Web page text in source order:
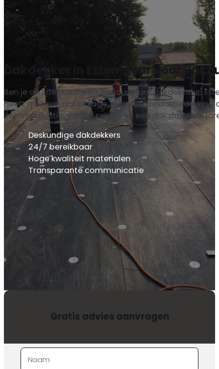
Dakdekker in Etten-Leur voor
Ben je op zoek naar een betrouwbare dakdekker in
heeft met een daklekkage, verouderde
communicatie, eerlijke prijzen en een dak dat weer
Deskundige dakdekkers
24/7 bereikbaar
Hoge kwaliteit materialen
Transparante communicatie
Gratis advies aanvragen
Sectie